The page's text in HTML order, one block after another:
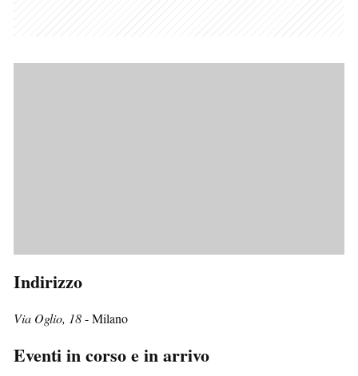
Indirizzo
Via Oglio, 18- Milano
Eventi in corso e in arrivo